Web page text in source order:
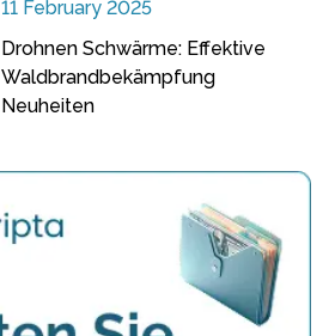
11 February 2025
Drohnen Schwärme: Effektive
Waldbrandbekämpfung
Neuheiten